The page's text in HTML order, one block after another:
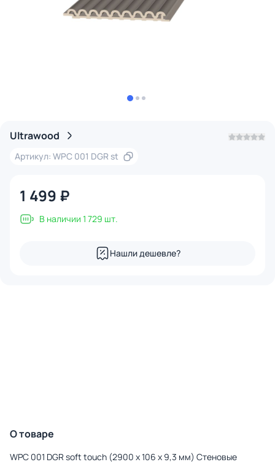
Ultrawood
Артикул: WPC 001 DGR st
1 499 ₽
В наличии 1 729 шт.
Нашли дешевле?
О товаре
WPC 001 DGR soft touch (2900 х 106 х 9,3 мм) Стеновые